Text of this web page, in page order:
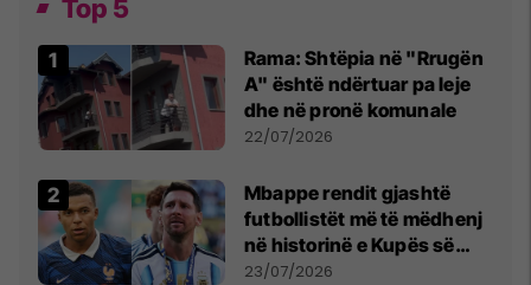
Top 5
Rama: Shtëpia në "Rrugën
A" është ndërtuar pa leje
dhe në pronë komunale
22/07/2026
Mbappe rendit gjashtë
futbollistët më të mëdhenj
në historinë e Kupës së
Botës, Messi mbetet i dyti
23/07/2026